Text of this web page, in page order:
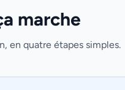
marche
en quatre étapes simples.